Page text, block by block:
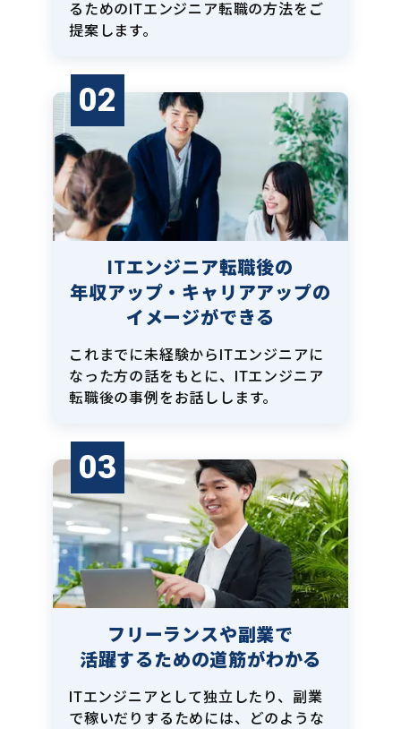
るためのITエンジニア転職の方法をご
提案します。
02
ITエンジニア転職後の
年収アップ・キャリアアップの
イメージができる
これまでに未経験からITエンジニアに
なった方の話をもとに、ITエンジニア
転職後の事例をお話しします。
03
フリーランスや副業で
活躍するための道筋がわかる
ITエンジニアとして独立したり、副業
で稼いだりするためには、どのような